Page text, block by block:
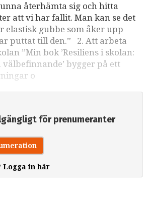
återhämta sig och hitta
att vi har fallit. Man kan se det
elastisk gubbe som åker upp
puttat till den.” 2. Att arbeta
”Min bok ’Resiliens i skolan:
bygger på ett
o
för prenumeranter
Logga in här